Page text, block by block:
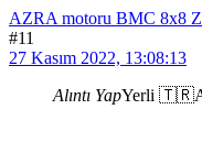
AZRA motoru BMC 8x8
#11
27 Kasım 2022, 13:08:13
Alıntı YapYerli